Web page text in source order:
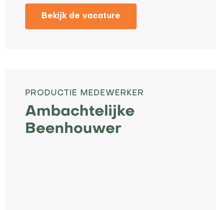
Bekijk de vacature
PRODUCTIE MEDEWERKER
Ambachtelijke
Beenhouwer